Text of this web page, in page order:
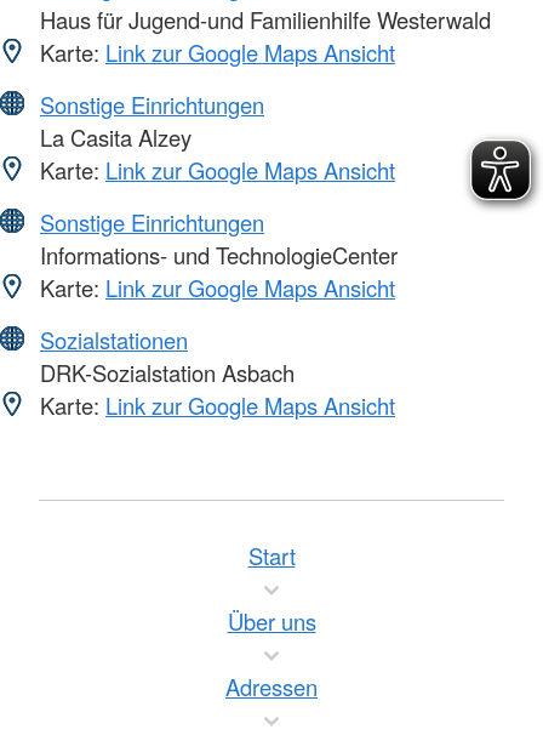
Haus für Jugend-und Familienhilfe Westerwald
Karte: Link zur Google Maps Ansicht
Sonstige Einrichtungen
La Casita Alzey
Karte: Link zur Google Maps Ansicht
Sonstige Einrichtungen
Informations- und TechnologieCenter
Karte: Link zur Google Maps Ansicht
Sozialstationen
DRK-Sozialstation Asbach
Karte: Link zur Google Maps Ansicht
Start
Über uns
Adressen